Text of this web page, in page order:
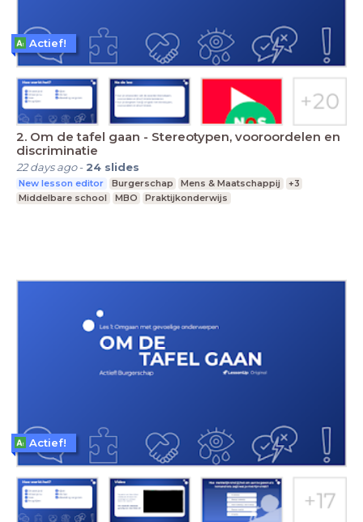
2. Om de tafel gaan - Stereotypen, vooroordelen en
discriminatie
22 days ago- 24 slides
New lesson editor Burgerschap Mens & Maatschappij
+3
Middelbare school
MBO Praktijkonderwijs
Actief!
Actief!